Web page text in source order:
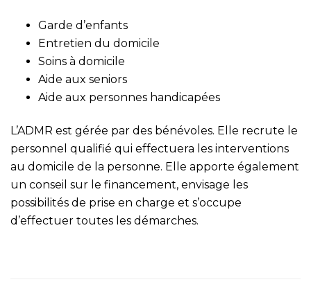
Garde d’enfants
Entretien du domicile
Soins à domicile
Aide aux seniors
Aide aux personnes handicapées
L’ADMR est gérée par des bénévoles. Elle recrute le
personnel qualifié qui effectuera les interventions
au domicile de la personne. Elle apporte également
un conseil sur le financement, envisage les
possibilités de prise en charge et s’occupe
d’effectuer toutes les démarches.